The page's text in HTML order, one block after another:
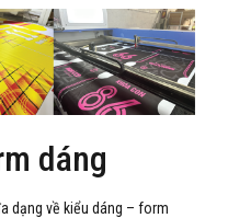
dáng
dạng về kiểu dáng – form